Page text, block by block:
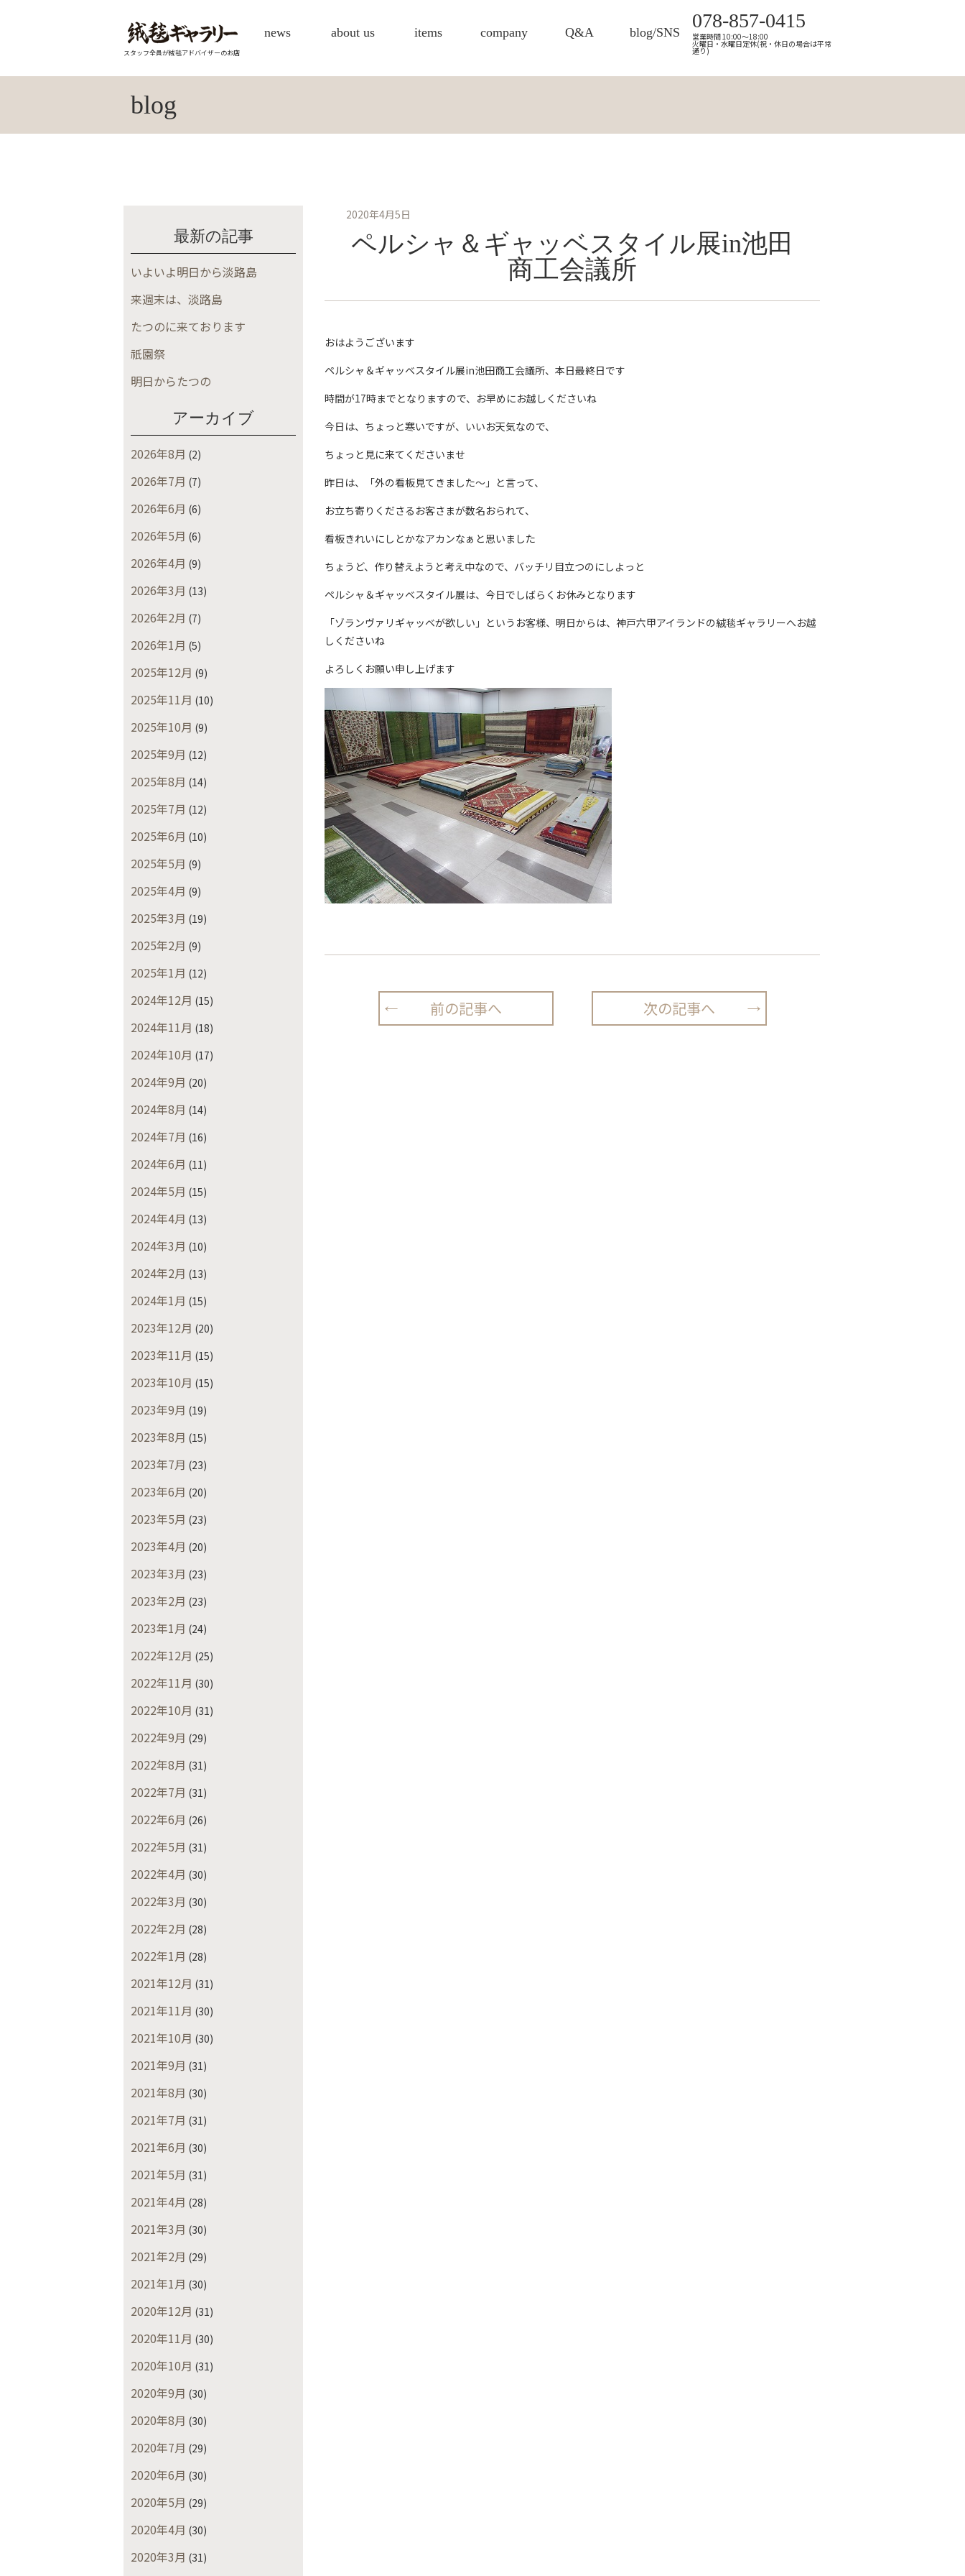
スタッフ全員が絨毯アドバイザーのお店
news about us items company Q&A blog/SNS
078-857-0415
営業時間 10:00～18:00
火曜日・水曜日定休(祝・休日の場合は平常
通り)
blog
最新の記事
いよいよ明日から淡路島
来週末は、淡路島
たつのに来ております
祇園祭
明日からたつの
アーカイブ
2026年8月 (2)
2026年7月 (7)
2026年6月 (6)
2026年5月 (6)
2026年4月 (9)
2026年3月 (13)
2026年2月 (7)
2026年1月 (5)
2025年12月 (9)
2025年11月 (10)
2025年10月 (9)
2025年9月 (12)
2025年8月 (14)
2025年7月 (12)
2025年6月 (10)
2025年5月 (9)
2025年4月 (9)
2025年3月 (19)
2025年2月 (9)
2025年1月 (12)
2024年12月 (15)
2024年11月 (18)
2024年10月 (17)
2024年9月 (20)
2024年8月 (14)
2024年7月 (16)
2024年6月 (11)
2024年5月 (15)
2024年4月 (13)
2024年3月 (10)
2024年2月 (13)
2024年1月 (15)
2023年12月 (20)
2023年11月 (15)
2023年10月 (15)
2023年9月 (19)
2023年8月 (15)
2023年7月 (23)
2023年6月 (20)
2023年5月 (23)
2023年4月 (20)
2023年3月 (23)
2023年2月 (23)
2023年1月 (24)
2022年12月 (25)
2022年11月 (30)
2022年10月 (31)
2022年9月 (29)
2022年8月 (31)
2022年7月 (31)
2022年6月 (26)
2022年5月 (31)
2022年4月 (30)
2022年3月 (30)
2022年2月 (28)
2022年1月 (28)
2021年12月 (31)
2021年11月 (30)
2021年10月 (30)
2021年9月 (31)
2021年8月 (30)
2021年7月 (31)
2021年6月 (30)
2021年5月 (31)
2021年4月 (28)
2021年3月 (30)
2021年2月 (29)
2021年1月 (30)
2020年12月 (31)
2020年11月 (30)
2020年10月 (31)
2020年9月 (30)
2020年8月 (30)
2020年7月 (29)
2020年6月 (30)
2020年5月 (29)
2020年4月 (30)
2020年3月 (31)
2020年4月5日
ペルシャ＆ギャッベスタイル展in池田
商工会議所
おはようございます
ペルシャ＆ギャッベスタイル展in池田商工会議所、本日最終日です
時間が17時までとなりますので、お早めにお越しくださいね
今日は、ちょっと寒いですが、いいお天気なので、
ちょっと見に来てくださいませ
昨日は、「外の看板見てきました～」と言って、
お立ち寄りくださるお客さまが数名おられて、
看板きれいにしとかなアカンなぁと思いました
ちょうど、作り替えようと考え中なので、バッチリ目立つのにしよっと
ペルシャ＆ギャッベスタイル展は、今日でしばらくお休みとなります
「ゾランヴァリギャッベが欲しい」というお客様、明日からは、神戸六甲アイランドの絨毯ギャラリーへお越
しくださいね
よろしくお願い申し上げます
前の記事へ 次の記事へ